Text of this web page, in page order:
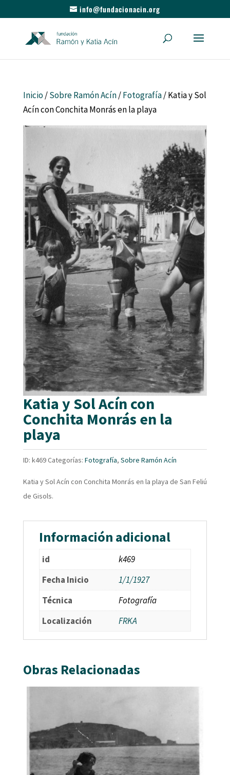
info@fundacionacin.org
Inicio/Sobre Ramón Acín/Fotografía/ Katia y Sol
Acín con Conchita Monrás en la playa
Katia y Sol Acín con
Conchita Monrás en la
playa
ID: k469Categorías: Fotografía, Sobre Ramón Acín
Katia y Sol Acín con Conchita Monrás en la playa de San Feliú
de Gisols.
Información adicional
id
k469
Fecha Inicio
1/1/1927
Técnica
Fotografía
Localización
FRKA
Obras Relacionadas